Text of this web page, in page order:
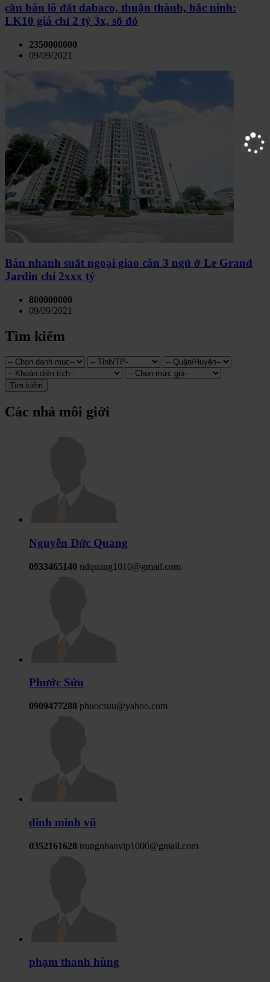
cần bán lô đất dabaco, thuận thành, bắc ninh:
LK10 giá chỉ 2 tỷ 3x, sổ đỏ
2350000000
09/09/2021
Bán nhanh suất ngoại giao căn 3 ngủ ở Le Grand
Jardin chỉ 2xxx tỷ
800000000
09/09/2021
Tìm kiếm
Tìm kiếm
Các nhà môi giới
Nguyễn Đức Quang
0933465140 ndquang1010@gmail.com
Phước Sửu
0909477288 phuocsuu@yahoo.com
đinh minh vũ
0352161628 trungnhanvip1000@gmail.com
phạm thanh hùng